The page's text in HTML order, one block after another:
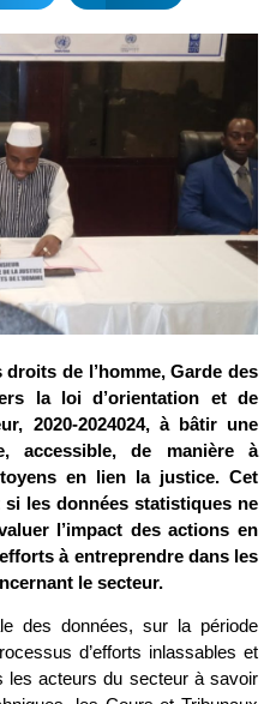
de l’homme, Garde des
la loi d’orientation et de
2020-2024024, à bâtir une
accessible, de manière à
en lien la justice. Cet
les données statistiques ne
l’impact des actions en
à entreprendre dans les
le secteur.
des données, sur la période
d’efforts inlassables et
les acteurs du secteur à savoir